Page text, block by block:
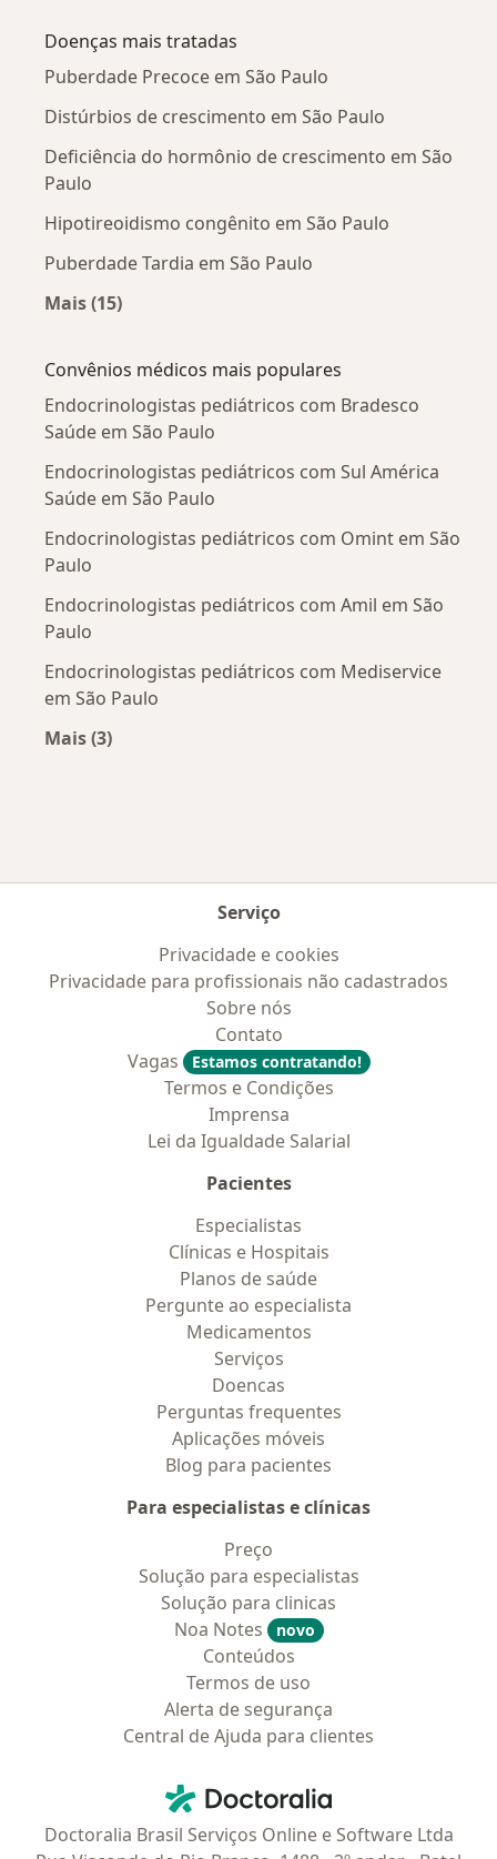
Doenças mais tratadas
Puberdade Precoce em São Paulo
Distúrbios de crescimento em São Paulo
Deficiência do hormônio de crescimento em São
Paulo
Hipotireoidismo congênito em São Paulo
Puberdade Tardia em São Paulo
Mais (15)
Convênios médicos mais populares
Endocrinologistas pediátricos com Bradesco
Saúde em São Paulo
Endocrinologistas pediátricos com Sul América
Saúde em São Paulo
Endocrinologistas pediátricos com Omint em São
Paulo
Endocrinologistas pediátricos com Amil em São
Paulo
Endocrinologistas pediátricos com Mediservice
em São Paulo
Mais (3)
Serviço
Privacidade e cookies
Privacidade para profissionais não cadastrados
Sobre nós
Contato
Vagas
Estamos contratando!
Termos e Condições
Imprensa
Lei da Igualdade Salarial
Pacientes
Especialistas
Clínicas e Hospitais
Planos de saúde
Pergunte ao especialista
Medicamentos
Serviços
Doencas
Perguntas frequentes
Aplicações móveis
Blog para pacientes
Para especialistas e clínicas
Preço
Solução para especialistas
Solução para clinicas
Noa Notes
novo
Conteúdos
Termos de uso
Alerta de segurança
Central de Ajuda para clientes
Doctoralia - Homepage
Doctoralia Brasil Serviços Online e Software Ltda